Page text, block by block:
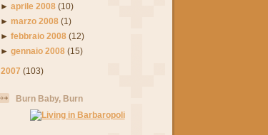
►aprile 2008 (10)
►marzo 2008 (1)
►febbraio 2008 (12)
►gennaio 2008 (15)
2007 (103)
Burn Baby, Burn